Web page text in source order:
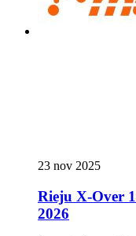
23 nov 2025
Rieju X-Over
2026